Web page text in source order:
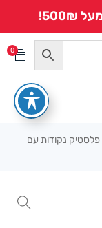
0
פלסטיק נקודות עם